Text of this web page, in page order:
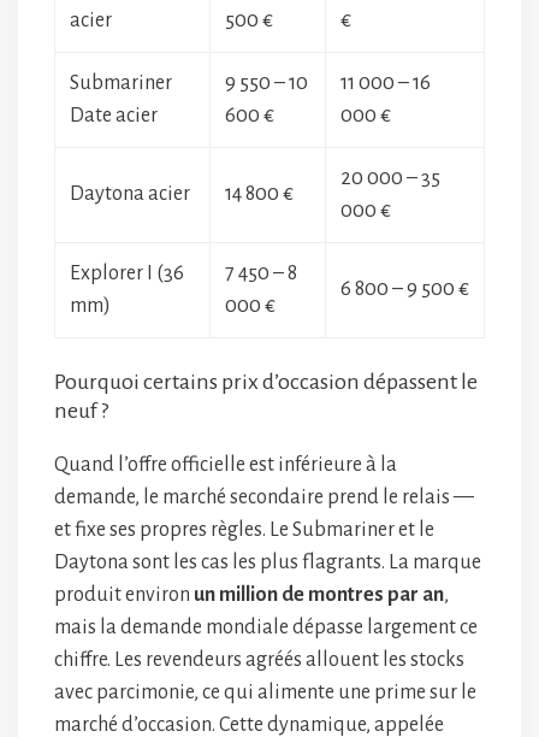
acier
500 €
€
Submariner
Date acier
9 550 – 10
600 €
11 000 – 16
000 €
Daytona acier 14 800 €
20 000 – 35
000 €
Explorer I (36
mm)
7 450 – 8
000 €
6 800 – 9 500 €
Pourquoi certains prix d’occasion dépassent le
neuf ?
Quand l’offre officielle est inférieure à la
demande, le marché secondaire prend le relais —
et fixe ses propres règles. Le Submariner et le
Daytona sont les cas les plus flagrants. La marque
produit environ un million de montres par an,
mais la demande mondiale dépasse largement ce
chiffre. Les revendeurs agréés allouent les stocks
avec parcimonie, ce qui alimente une prime sur le
marché d’occasion. Cette dynamique, appelée